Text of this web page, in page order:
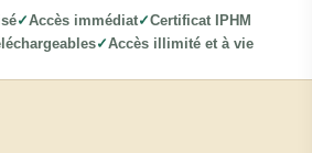
Accès immédiat
Certificat IPHM
Accès illimité et à vie